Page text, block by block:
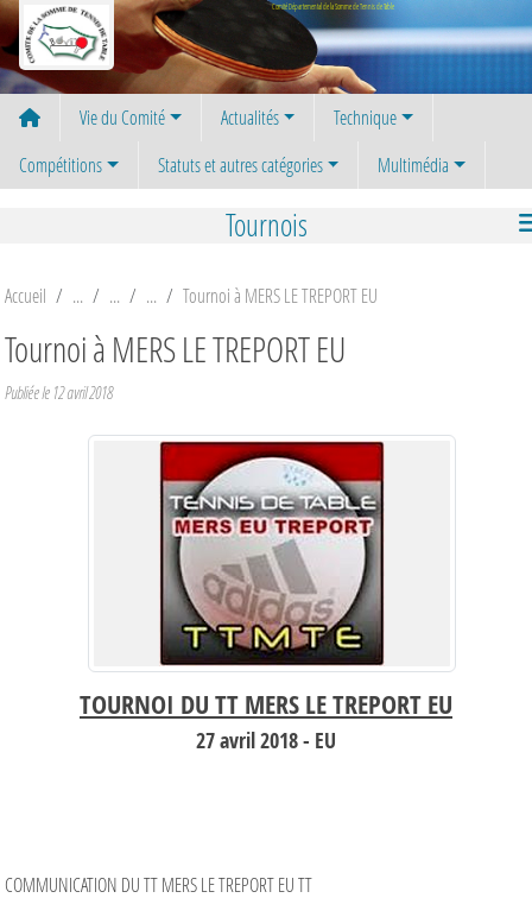
Comité Départemental de la Somme de Tennis de Table
Vie du Comité Actualités
Technique
Compétitions
Statuts et autres catégories Multimédia
Tournois
Accueil Tournoi à MERS LE TREPORT EU
Tournoi à MERS LE TREPORT EU
Publiée le 12 avril 2018
TOURNOI DU TT MERS LE TREPORT EU
27 avril 2018 - EU
COMMUNICATION DU TT MERS LE TREPORT EU TT
Panneau de gestion des cookies